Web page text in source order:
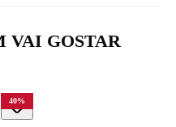
VAI GOSTAR
40%